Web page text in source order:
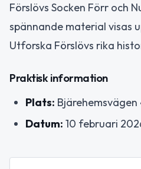
Förslövs Socken Förr och
spännande material visas
Utforska Förslövs rika
Praktisk information
Plats: Bjärehemsvägen
Datum: 10 februari